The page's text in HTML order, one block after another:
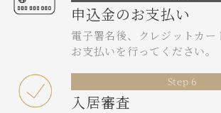
申込金のお支払い
電子署名後、クレジットカー
お支払いを行ってください。
Step 6
入居審査